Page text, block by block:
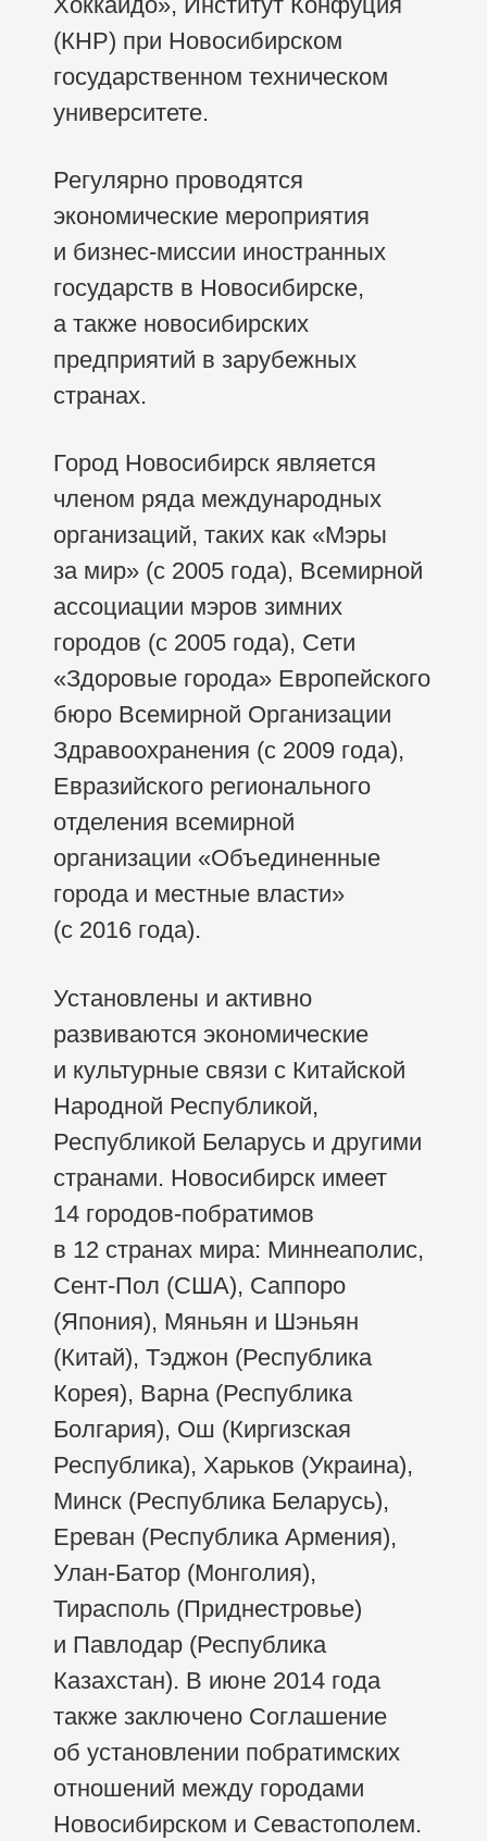
(КНР) при Новосибирском
государственном техническом
университете.
Регулярно проводятся
экономические мероприятия
и бизнес-миссии иностранных
государств в Новосибирске,
а также новосибирских
предприятий в зарубежных
странах.
Город Новосибирск является
членом ряда международных
организаций, таких как «Мэры
за мир» (с 2005 года), Всемирной
ассоциации мэров зимних
городов (с 2005 года), Сети
«Здоровые города» Европейского
бюро Всемирной Организации
Здравоохранения (с 2009 года),
Евразийского регионального
отделения всемирной
организации «Объединенные
города и местные власти»
(с 2016 года).
Установлены и активно
развиваются экономические
и культурные связи с Китайской
Народной Республикой,
Республикой Беларусь и другими
странами. Новосибирск имеет
14 городов-побратимов
в 12 странах мира: Миннеаполис,
Сент-Пол (США), Саппоро
(Япония), Мяньян и Шэньян
(Китай), Тэджон (Республика
Корея), Варна (Республика
Болгария), Ош (Киргизская
Республика), Харьков (Украина),
Минск (Республика Беларусь),
Ереван (Республика Армения),
Улан-Батор (Монголия),
Тирасполь (Приднестровье)
и Павлодар (Республика
Казахстан). В июне 2014 года
также заключено Соглашение
об установлении побратимских
отношений между городами
Новосибирском и Севастополем.